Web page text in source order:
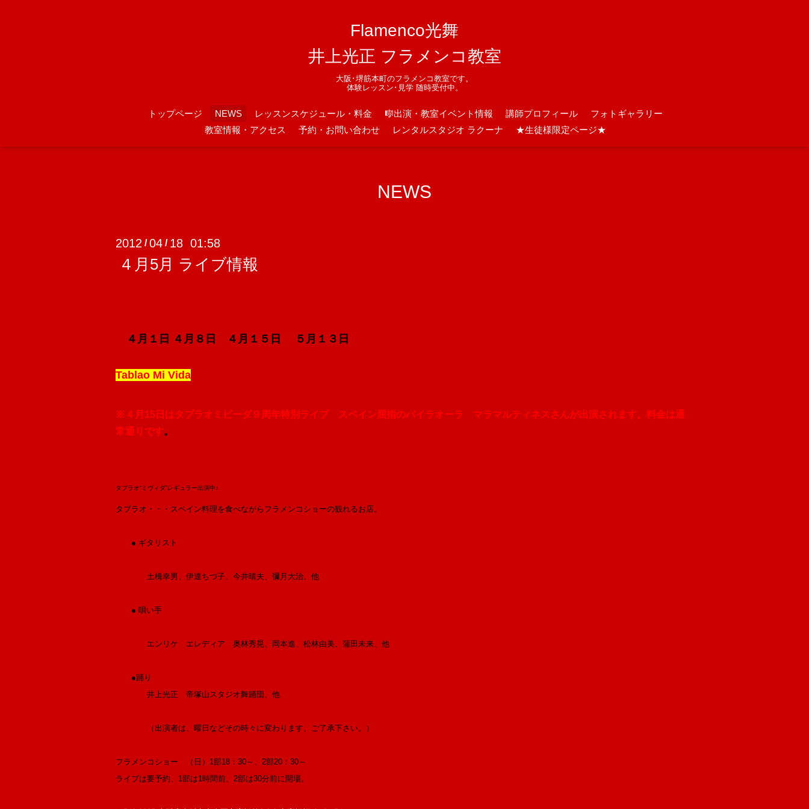
Flamenco光舞
井上光正 フラメンコ教室
大阪･堺筋本町のフラメンコ教室です。
体験レッスン･見学 随時受付中。
トップページ NEWS レッスンスケジュール・料金 🎼出演・教室イベント情報 講師プロフィール
フォトギャラリー
教室情報・アクセス
予約・お問い合わせ レンタルスタジオ ラクーナ ★生徒様限定ページ★
NEWS
2012 /04 / 18 01:58
４月5月 ライブ情報
４月１日 ４月８日 ４月１５ 日 ５月１３日
Tablao Mi Vida
※４月15日はタブラオミビーダ９周年特別ライブ スペイン屈指のバイラオーラ マラマルティネスさんが出演されます。料金は通
常通りです。
タブラオ“ミヴィダ”レギュラー出演中♪
タブラオ・・・スペイン料理を食べながらフラメンコショーの観れるお店。
● ギタリスト
土橋幸男、伊達ちづ子、今井晴夫、彌月大治、他
● 唄い手
エンリケ エレディア 奥林秀晃、岡本進、松林由美、蒲田未来、他
●踊り
井上光正 帝塚山スタジオ舞踊団、他
（出演者は、曜日などその時々に変わります、ご了承下さい。）
フラメンコショー （日）1部18：30～、2部20：30～
ライブは要予約、1部は1時間前、2部は30分前に開場。